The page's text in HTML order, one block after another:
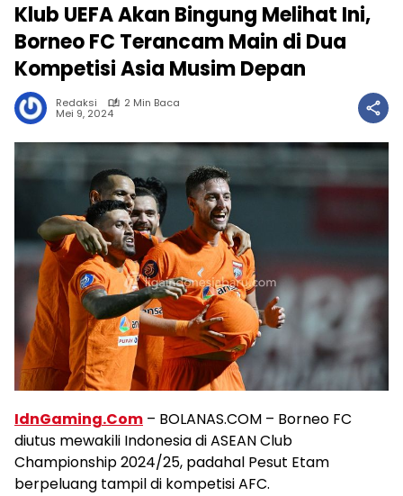
Klub UEFA Akan Bingung Melihat Ini,
Borneo FC Terancam Main di Dua
Kompetisi Asia Musim Depan
Redaksi 2 Min Baca
Mei 9, 2024
IdnGaming.Com – BOLANAS.COM – Borneo FC
diutus mewakili Indonesia di ASEAN Club
Championship 2024/25, padahal Pesut Etam
berpeluang tampil di kompetisi AFC.